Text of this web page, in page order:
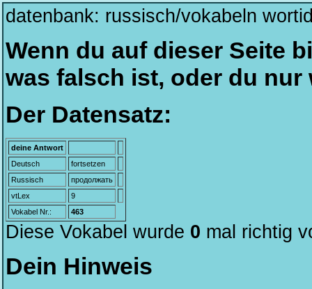
datenbank: russisch/vokabeln
Wenn du auf dieser Seite
was falsch ist, oder du nur
Der Datensatz:
deine Antwort
Deutsch
fortsetzen
Russisch
продолжать
vtLex
9
Vokabel Nr.:
463
Diese Vokabel wurde 0 mal richtig
Dein Hinweis